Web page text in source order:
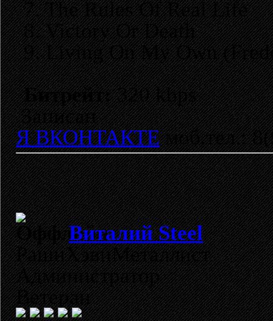
7. The Rules Of Real Life
8. Victory Or Death
9. Living On My Own
Битрейт:320 kbps
Записан
Я ВКОНТАКТЕмоб.тел.:
Виталий Steel
РашнХэвиМеталлист
Администратор
Ветеран